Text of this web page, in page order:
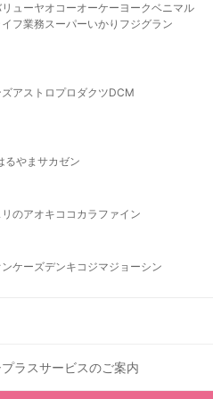
ューヤオコーオーケー ヨークベニマル
イフ業務スーパーいかり フジグラン
アストロプロダクツDCM
るやま サカゼン
のアオキ ココカラファイン
ケーズデンキ コジマジョーシン
ラスサービスのご案内